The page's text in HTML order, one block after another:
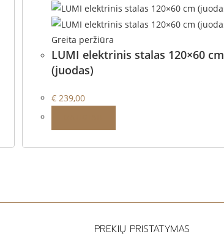
Greita peržiūra
LUMI elektrinis stalas 120×60 cm
(juodas)
€ 239,00
PREKIŲ PRISTATYMAS